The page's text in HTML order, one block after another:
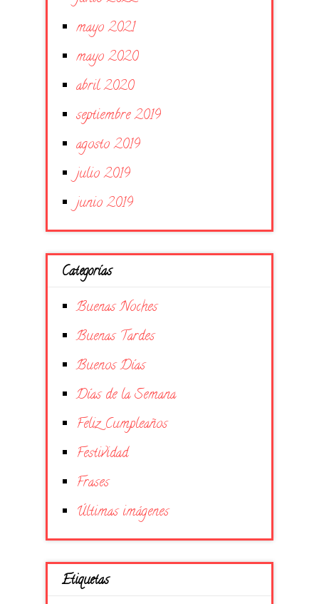
mayo 2021
mayo 2020
abril 2020
septiembre 2019
agosto 2019
julio 2019
junio 2019
Categorías
Buenas Noches
Buenas Tardes
Buenos Días
Días de la Semana
Feliz Cumpleaños
Festividad
Frases
Últimas imágenes
Etiquetas